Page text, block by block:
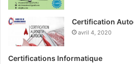
Certification
avril 4, 2020
Certifications Informatique